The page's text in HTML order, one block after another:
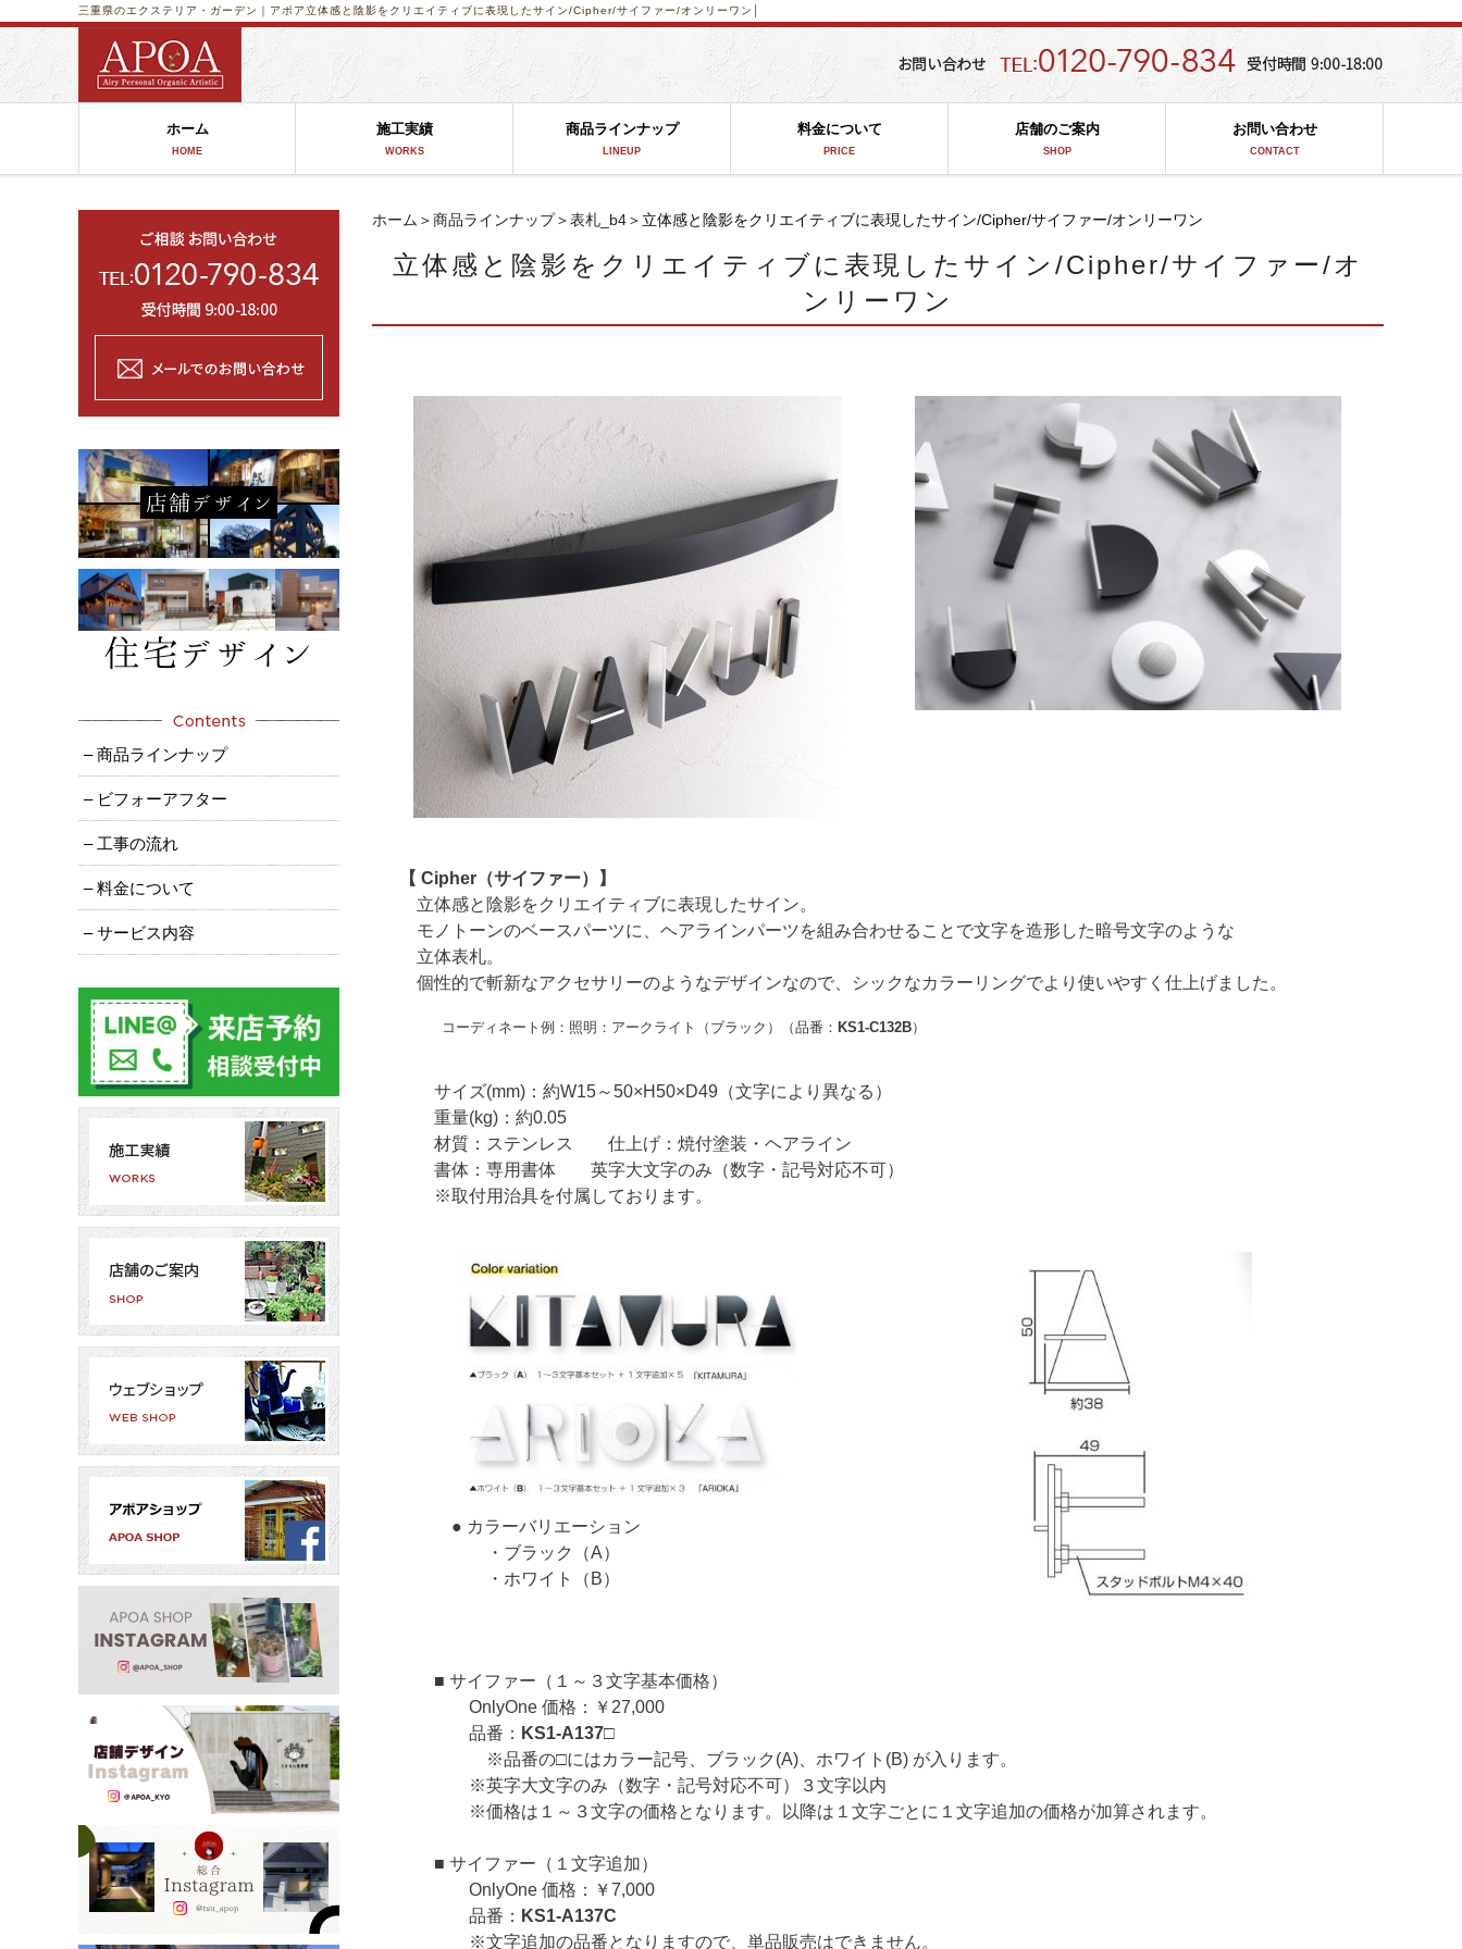
立体感と陰影をクリエイティブに表現したサイン/Cipher/サイファー/オンリーワン│
三重県のエクステリア・ガーデン｜アポア
ホーム
HOME
施工実績
WORKS
商品ラインナップ
LINEUP
料金について
PRICE
店舗のご案内
SHOP
お問い合わせ
CONTACT
ホーム ＞商品ラインナップ＞表札_b4＞立体感と陰影をクリエイティブに表現したサイン/Cipher/サイファー/オンリーワン
立体感と陰影をクリエイティブに表現したサイン/Cipher/サイファー/オ
ンリーワン
【 Cipher（サイファー）】
立体感と陰影をクリエイティブに表現したサイン。
モノトーンのベースパーツに、ヘアラインパーツを組み合わせることで文字を造形した暗号文字のような
立体表札。
個性的で斬新なアクセサリーのようなデザインなので、シックなカラーリングでより使いやすく仕上げました。
コーディネート例：照明：アークライト（ブラック）（品番： KS1-C132B）
サイズ(mm)：約W15～50×H50×D49（文字により異なる）
重量(kg)：約0.05
材質：ステンレス 仕上げ：焼付塗装・ヘアライン
書体：専用書体 英字大文字のみ（数字・記号対応不可）
※取付用治具を付属しております。
● カラーバリエーション
・ブラック（A）
・ホワイト（B）
■ サイファー（１～３文字基本価格）
OnlyOne 価格：￥27,000
品番： KS1-A137□
※品番の□にはカラー記号、ブラック(A)、ホワイト(B) が入ります。
※英字大文字のみ（数字・記号対応不可）３文字以内
※価格は１～３文字の価格となります。以降は１文字ごとに１文字追加の価格が加算されます。
■ サイファー（１文字追加）
OnlyOne 価格：￥7,000
品番： KS1-A137C
※文字追加の品番となりますので、単品販売はできません。
– 商品ラインナップ
– ビフォーアフター
– 工事の流れ
– 料金について
– サービス内容